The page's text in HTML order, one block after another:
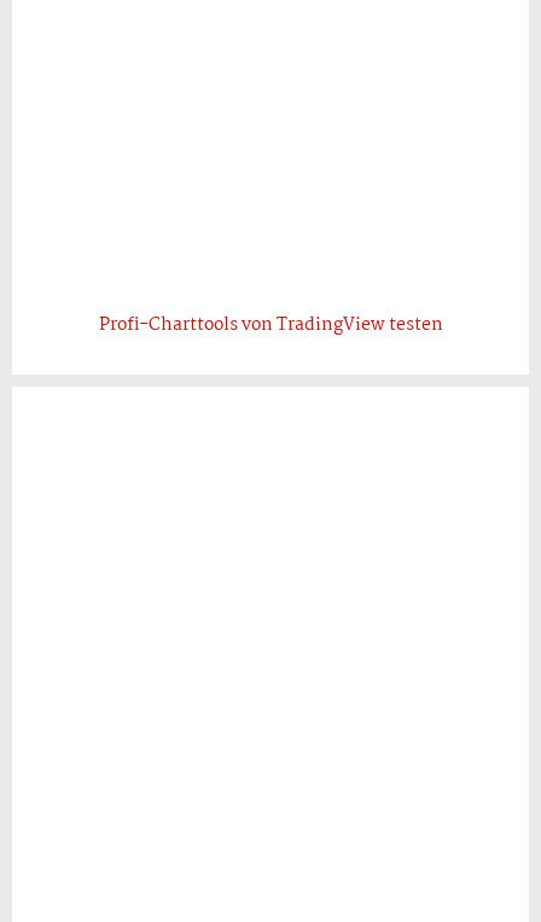
Profi-Charttools von TradingView testen